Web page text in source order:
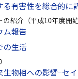
有害性を総合的に
紹介（平成10年度開始
ム報告
の生活
物相への影響−セ